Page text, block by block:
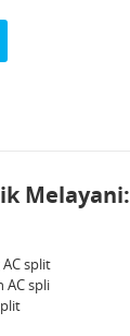
Melayani:
split
AC spli